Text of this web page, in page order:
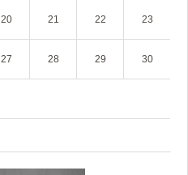
20 21 22 23
27 28 29 30